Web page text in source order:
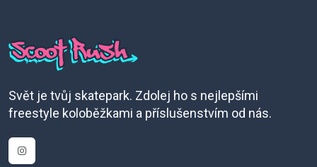
Svět je tvůj skatepark. Zdolej ho s nejlepšími
freestyle koloběžkami a příslušenstvím od nás.